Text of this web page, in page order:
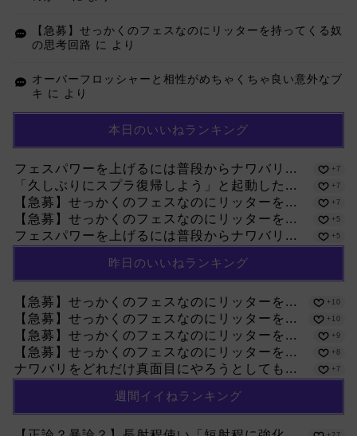
【急募】せっかくのフェスなのにリッターを持ってくる奴
の思考回路 に より
オーバーフロッシャーと相性がめちゃくちゃ良い意外なブ
キ に より
本日のいいねランキング
フェスパワーを上げるには普段からナワバリ... +7
「久しぶりにスプラ復帰しよう」と起動した... +7
【急募】せっかくのフェスなのにリッターを... +7
【急募】せっかくのフェスなのにリッターを... +5
フェスパワーを上げるには普段からナワバリ... +5
昨日のいいねランキング
【急募】せっかくのフェスなのにリッターを... +10
【急募】せっかくのフェスなのにリッターを... +10
【急募】せっかくのフェスなのにリッターを... +9
【急募】せっかくのフェスなのにリッターを... +8
ナワバリをどれだけ真面目にやろうとしても... +7
週間イイねランキング